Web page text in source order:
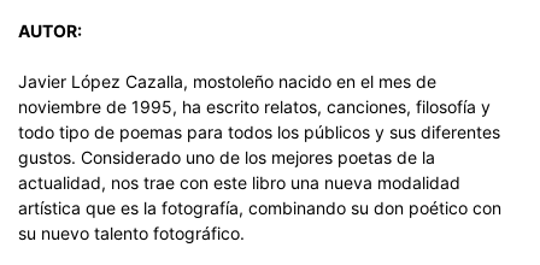
AUTOR:
Javier López Cazalla, mostoleño nacido en el mes de
noviembre de 1995, ha escrito relatos, canciones, filosofía y
todo tipo de poemas para todos los públicos y sus diferentes
gustos. Considerado uno de los mejores poetas de la
actualidad, nos trae con este libro una nueva modalidad
artística que es la fotografía, combinando su don poético con
su nuevo talento fotográfico.